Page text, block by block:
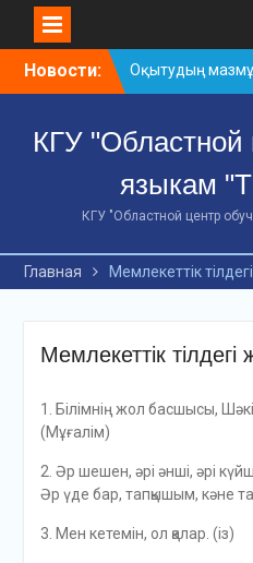
Новости:
Оқытудың
дағдылар және
стратегиялар
АХМЕТ
АТЫНДАҒЫ
ОҚЫТУШЫ-2026»
«Мемлекеттік
Тәуелсіздік
КГУ "Областной
языкам
КГУ "Областной центр
Главная Мемлекеттік
Мемлекеттік тілдегі
1. Бiлiмнiң жол басшысы,
(Мұғалiм)
2. Әр шешен, әрі әнші, әрі
Әр үде бар, тапқышым, кәне
3. Мен кетемін, ол қалар. (із)